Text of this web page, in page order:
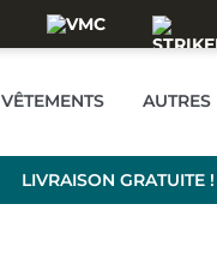
VÊTEMENTS AUTRES
LIVRAISON GRATUITE